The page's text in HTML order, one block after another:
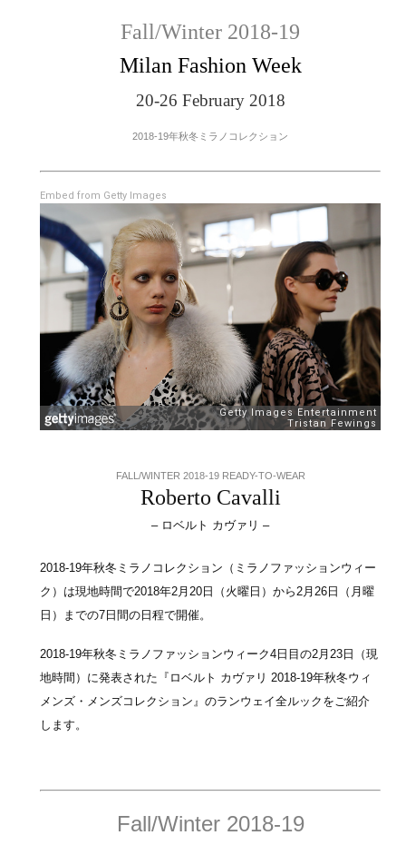
Fall/Winter 2018-19
Milan Fashion Week
20-26 February 2018
2018-19年秋冬ミラノコレクション
Embed from Getty Images
FALL/WINTER 2018-19 READY-TO-WEAR
Roberto Cavalli
– ロベルト カヴァリ –
2018-19年秋冬ミラノコレクション（ミラノファッションウィー
ク）は現地時間で2018年2月20日（火曜日）から2月26日（月曜
日）までの7日間の日程で開催。
2018-19年秋冬ミラノファッションウィーク4日目の2月23日（現
地時間）に発表された『ロベルト カヴァリ 2018-19年秋冬ウィ
メンズ・メンズコレクション』のランウェイ全ルックをご紹介
します。
Fall/Winter 2018-19